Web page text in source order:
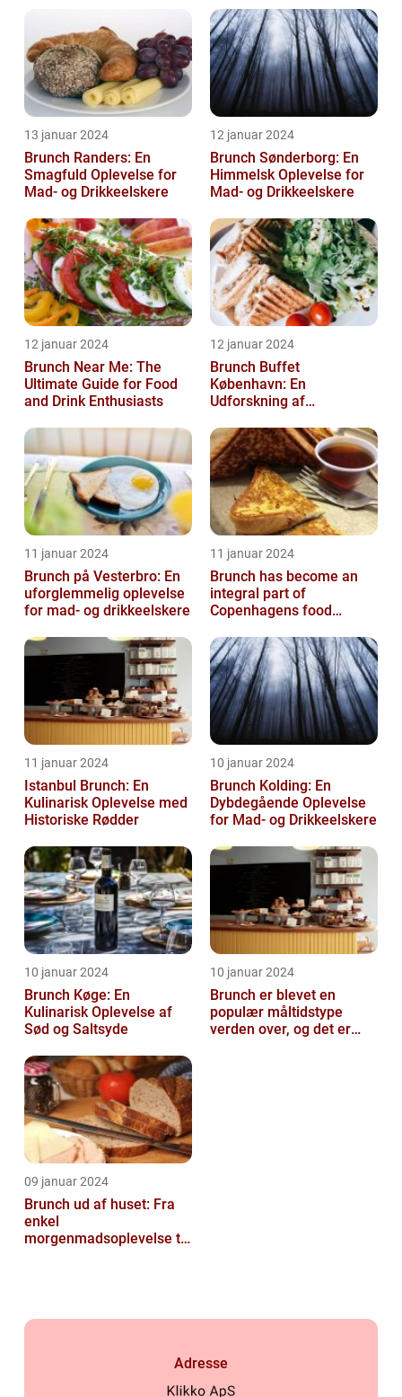
13 januar 2024
Brunch Randers: En
Smagfuld Oplevelse for
Mad- og Drikkeelskere
12 januar 2024
Brunch Sønderborg: En
Himmelsk Oplevelse for
Mad- og Drikkeelskere
12 januar 2024
Brunch Near Me: The
Ultimate Guide for Food
and Drink Enthusiasts
12 januar 2024
Brunch Buffet
København: En
Udforskning af
11 januar 2024
Brunch på Vesterbro: En
uforglemmelig oplevelse
for mad- og drikkeelskere
11 januar 2024
Brunch has become an
integral part of
Copenhagens food
restaurants and cafes ...
11 januar 2024
Istanbul Brunch: En
Kulinarisk Oplevelse med
Historiske Rødder
10 januar 2024
Brunch Kolding: En
Dybdegående Oplevelse
for Mad- og Drikkeelskere
10 januar 2024
Brunch Køge: En
Kulinarisk Oplevelse af
Sød og Saltsyde
10 januar 2024
Brunch er blevet en
populær måltidstype
verden over, og det er
09 januar 2024
Brunch ud af huset: Fra
enkel
morgenmadsoplevelse til
Adresse